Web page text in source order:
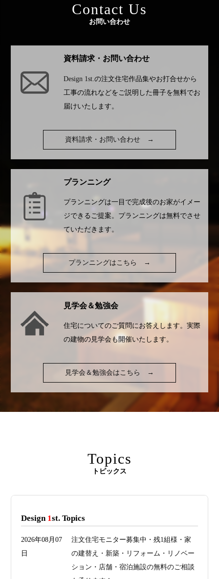
Contact Us
お問い合わせ
資料請求・お問い合わせ
Design 1st.の注文住宅作品集やお打合せから
工事の流れなどをご説明した冊子を無料でお
届けいたします。
資料請求・お問い合わせ →
プランニング
プランニングは一目で完成後のお家がイメー
ジできるご提案。プランニングは無料でさせ
ていただきます。
プランニングはこちら →
見学会＆勉強会
住宅についてのご質問にお答えします。実際
の建物の見学会も開催いたします。
見学会＆勉強会はこちら →
Topics
トピックス
Design 1st. Topics
2026年08月07
日
注文住宅モニター募集中・残1組様・家
の建替え・新築・リフォーム・リノベー
ション・店舗・宿泊施設の無料のご相談